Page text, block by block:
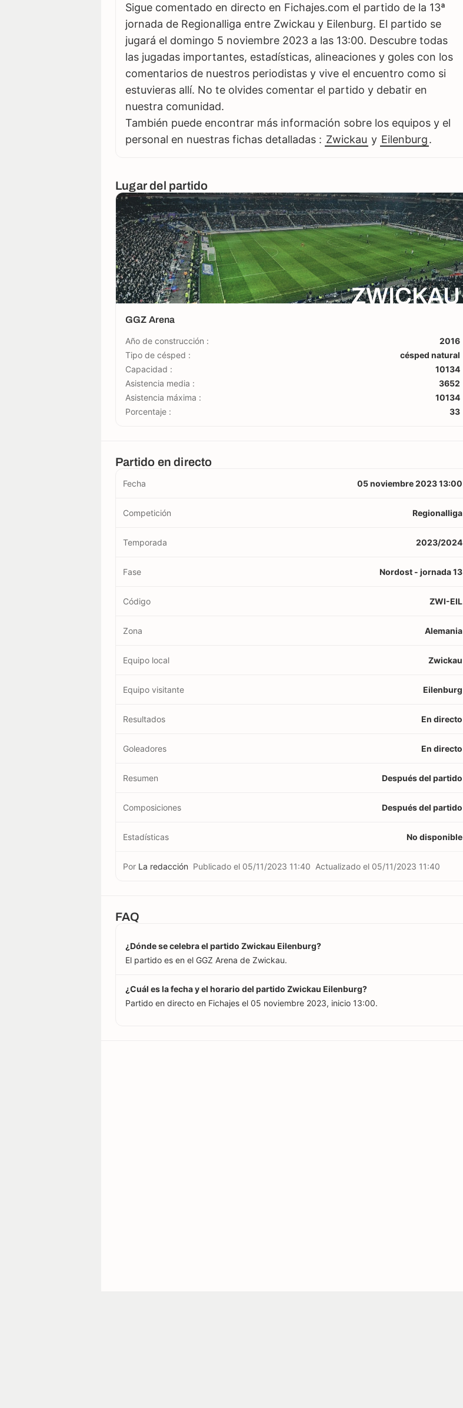
Sigue comentado en directo en Fichajes.com el partido de la 13ª
jornada de Regionalliga entre Zwickau y Eilenburg. El partido se
jugará el domingo 5 noviembre 2023 a las 13:00. Descubre todas
las jugadas importantes, estadísticas, alineaciones y goles con los
comentarios de nuestros periodistas y vive el encuentro como si
estuvieras allí. No te olvides comentar el partido y debatir en
nuestra comunidad.
También puede encontrar más información sobre los equipos y el
personal en nuestras fichas detalladas : Zwickau y Eilenburg.
Lugar del partido
ZWICKAU
GGZ Arena
Año de construcción :
2016
Tipo de césped :
césped natural
Capacidad :
10134
Asistencia media :
3652
Asistencia máxima :
10134
Porcentaje :
33
Partido en directo
Fecha 05 noviembre 2023 13:00
Competición Regionalliga
Temporada 2023/2024
Fase Nordost - jornada 13
Código ZWI-EIL
Zona Alemania
Equipo local Zwickau
Equipo visitante Eilenburg
Resultados En directo
Goleadores En directo
Resumen Después del partido
Composiciones Después del partido
Estadísticas No disponible
Por La redacción Publicado el 05/11/2023 11:40 Actualizado el 05/11/2023 11:40
FAQ
¿Dónde se celebra el partido Zwickau Eilenburg?
El partido es en el GGZ Arena de Zwickau.
¿Cuál es la fecha y el horario del partido Zwickau Eilenburg?
Partido en directo en Fichajes el 05 noviembre 2023, inicio 13:00.